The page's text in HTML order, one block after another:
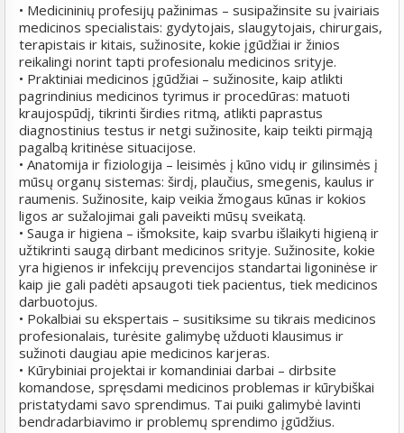
• Medicininių profesijų pažinimas – susipažinsite su įvairiais
medicinos specialistais: gydytojais, slaugytojais, chirurgais,
terapistais ir kitais, sužinosite, kokie įgūdžiai ir žinios
reikalingi norint tapti profesionalu medicinos srityje.
• Praktiniai medicinos įgūdžiai – sužinosite, kaip atlikti
pagrindinius medicinos tyrimus ir procedūras: matuoti
kraujospūdį, tikrinti širdies ritmą, atlikti paprastus
diagnostinius testus ir netgi sužinosite, kaip teikti pirmąją
pagalbą kritinėse situacijose.
• Anatomija ir fiziologija – leisimės į kūno vidų ir gilinsimės į
mūsų organų sistemas: širdį, plaučius, smegenis, kaulus ir
raumenis. Sužinosite, kaip veikia žmogaus kūnas ir kokios
ligos ar sužalojimai gali paveikti mūsų sveikatą.
• Sauga ir higiena – išmoksite, kaip svarbu išlaikyti higieną ir
užtikrinti saugą dirbant medicinos srityje. Sužinosite, kokie
yra higienos ir infekcijų prevencijos standartai ligoninėse ir
kaip jie gali padėti apsaugoti tiek pacientus, tiek medicinos
darbuotojus.
• Pokalbiai su ekspertais – susitiksime su tikrais medicinos
profesionalais, turėsite galimybę užduoti klausimus ir
sužinoti daugiau apie medicinos karjeras.
• Kūrybiniai projektai ir komandiniai darbai – dirbsite
komandose, spręsdami medicinos problemas ir kūrybiškai
pristatydami savo sprendimus. Tai puiki galimybė lavinti
bendradarbiavimo ir problemų sprendimo įgūdžius.